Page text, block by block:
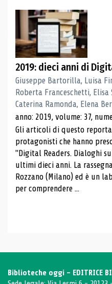
2019: dieci anni di
Giuseppe Bartorilla, Luisa
Roberta Franceschetti, Elisa
Caterina Ramonda, Elena
anno: 2019, volume: 37,
Gli articoli di questo
protagonisti che hanno
"Digital Readers. Dialoghi
ultimi dieci anni. La
Rozzano (Milano) ed è un
per comprendere ...
Biblioteche oggi - EDITRICE